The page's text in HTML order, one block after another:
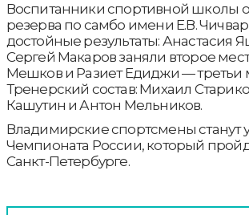
Воспитанники спортивной школы
резерва по самбо имени Е.В.
достойные результаты: Анастасия
Сергей Макаров заняли второе
Мешков и Разиет Едиджи — третьи
Тренерский состав: Михаил
Кашутин и Антон Мельников.
Владимирские спортсмены станут
Чемпионата России, который
Санкт-Петербурге.